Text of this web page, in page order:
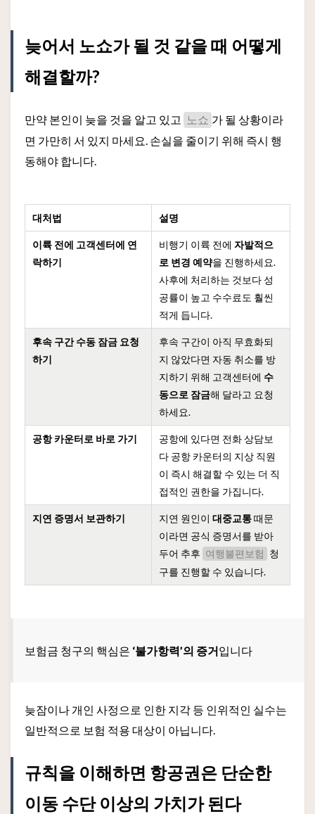
늦어서 노쇼가 될 것 같을 때 어떻게
해결할까?
만약 본인이 늦을 것을 알고 있고 노쇼 가 될 상황이라
면 가만히 서 있지 마세요. 손실을 줄이기 위해 즉시 행
동해야 합니다.
대처법 설명
이륙 전에 고객센터에 연
락하기
비행기 이륙 전에자발적으
로 변경 예약을 진행하세요.
사후에 처리하는 것보다 성
공률이 높고 수수료도 훨씬
적게 듭니다.
후속 구간 수동 잠금 요청
하기
후속 구간이 아직 무효화되
지 않았다면 자동 취소를 방
지하기 위해 고객센터에 수
동으로 잠금해 달라고 요청
하세요.
공항 카운터로 바로 가기
공항에 있다면 전화 상담보
다 공항 카운터의 지상 직원
이 즉시 해결할 수 있는 더 직
접적인 권한을 가집니다.
지연 증명서 보관하기 지연 원인이대중교통때문
이라면 공식 증명서를 받아
두어 추후 여행불편보험
청
구를 진행할 수 있습니다.
보험금 청구의 핵심은 ‘불가항력’의 증거입니다
늦잠이나 개인 사정으로 인한 지각 등 인위적인 실수는
일반적으로 보험 적용 대상이 아닙니다.
규칙을 이해하면 항공권은 단순한
이동 수단 이상의 가치가 된다